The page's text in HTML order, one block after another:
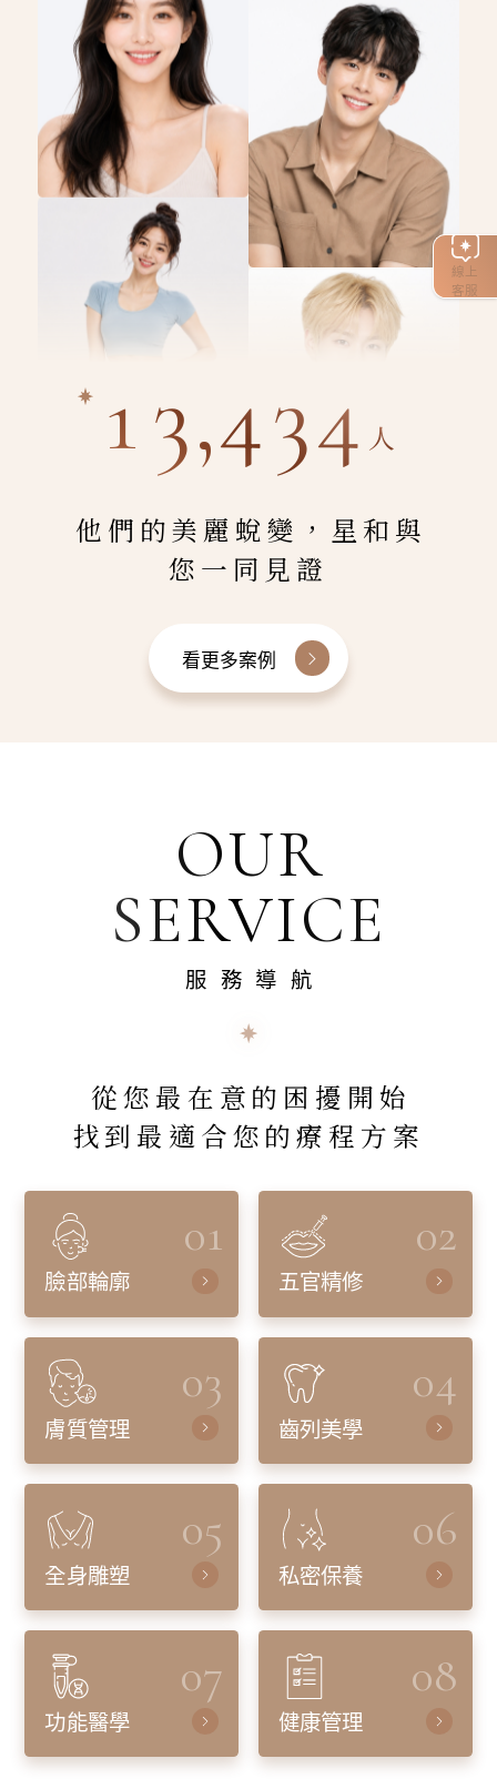
線上
客服
13,434 人
他們的美麗蛻變，星和與
您一同見證
看更多案例
OUR
SERVICE
服務導航
從您最在意的困擾開始
找到最適合您的療程方案
01
臉部輪廓
02
五官精修
03
膚質管理
04
齒列美學
05
全身雕塑
06
私密保養
07
功能醫學
08
健康管理